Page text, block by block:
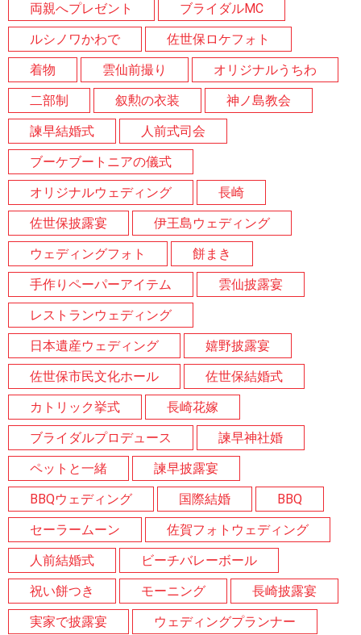
両親へプレゼント
ブライダルMC
ルシノワかわで
佐世保ロケフォト
着物
雲仙前撮り
オリジナルうちわ
二部制
叙勲の衣装
神ノ島教会
諫早結婚式
人前式司会
ブーケブートニアの儀式
オリジナルウェディング
長崎
佐世保披露宴
伊王島ウェディング
ウェディングフォト
餅まき
手作りペーパーアイテム
雲仙披露宴
レストランウェディング
日本遺産ウェディング
嬉野披露宴
佐世保市民文化ホール
佐世保結婚式
カトリック挙式
長崎花嫁
ブライダルプロデュース
諫早神社婚
ペットと一緒
諫早披露宴
BBQウェディング
国際結婚
BBQ
セーラームーン
佐賀フォトウェディング
人前結婚式
ビーチバレーボール
祝い餅つき
モーニング
長崎披露宴
実家で披露宴
ウェディングプランナー